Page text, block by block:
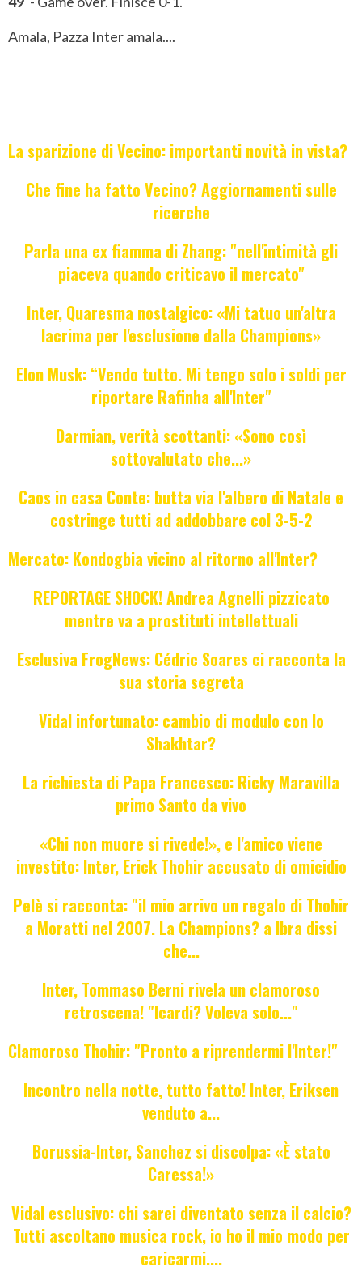
Amala, Pazza Inter amala....
La sparizione di Vecino: importanti novità in vista?
Che fine ha fatto Vecino? Aggiornamenti sulle
ricerche
Parla una ex fiamma di Zhang: "nell'intimità gli
piaceva quando criticavo il mercato"
Inter, Quaresma nostalgico: «Mi tatuo un'altra
lacrima per l'esclusione dalla Champions»
Elon Musk: “Vendo tutto. Mi tengo solo i soldi per
riportare Rafinha all'Inter"
Darmian, verità scottanti: «Sono così
sottovalutato che...»
Caos in casa Conte: butta via l'albero di Natale e
costringe tutti ad addobbare col 3-5-2
Mercato: Kondogbia vicino al ritorno all'Inter?
REPORTAGE SHOCK! Andrea Agnelli pizzicato
mentre va a prostituti intellettuali
Esclusiva FrogNews: Cédric Soares ci racconta la
sua storia segreta
Vidal infortunato: cambio di modulo con lo
Shakhtar?
La richiesta di Papa Francesco: Ricky Maravilla
primo Santo da vivo
«Chi non muore si rivede!», e l'amico viene
investito: Inter, Erick Thohir accusato di omicidio
Pelè si racconta: "il mio arrivo un regalo di Thohir
a Moratti nel 2007. La Champions? a Ibra dissi
che...
Inter, Tommaso Berni rivela un clamoroso
retroscena! "Icardi? Voleva solo..."
Clamoroso Thohir: "Pronto a riprendermi l'Inter!"
Incontro nella notte, tutto fatto! Inter, Eriksen
venduto a...
Borussia-Inter, Sanchez si discolpa: «È stato
Caressa!»
Vidal esclusivo: chi sarei diventato senza il calcio?
Tutti ascoltano musica rock, io ho il mio modo per
caricarmi....